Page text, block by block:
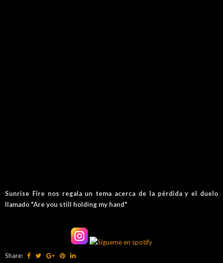
Sunrise Fire nos regala un tema acerca de la pérdida y el duelo
llamado "Are you still holding my hand"
Share: